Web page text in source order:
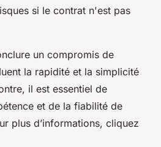
si le contrat n'est pas
un compromis de
la rapidité et la simplicité
il est essentiel de
et de la fiabilité de
plus d’informations, cliquez